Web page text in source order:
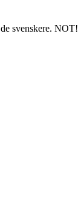
svenskere. NOT!